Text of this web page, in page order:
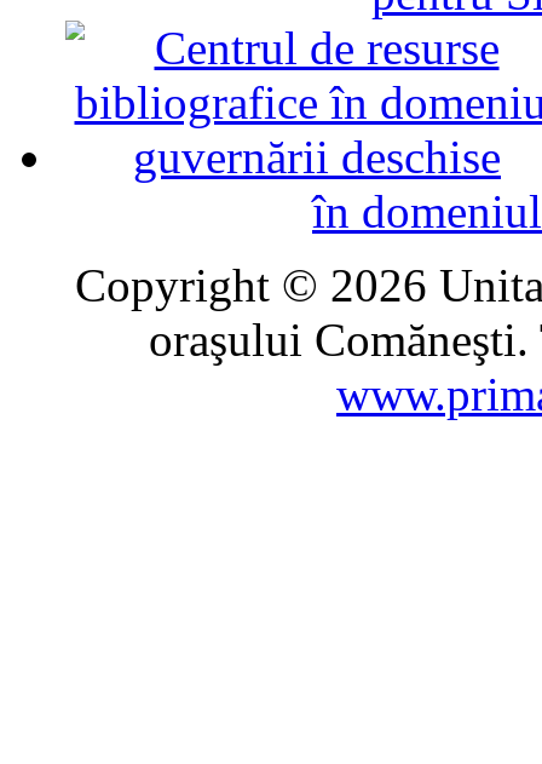
în
Copyright © 2026
oraşului